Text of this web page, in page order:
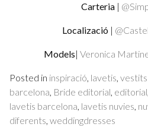
Carteria |
Localizació |
Models| Veronica
Posted in inspiració, lavetis, vestits
barcelona, Bride editorial, editorial
lavetis barcelona, lavetis nuvies,
diferents, weddingdresses